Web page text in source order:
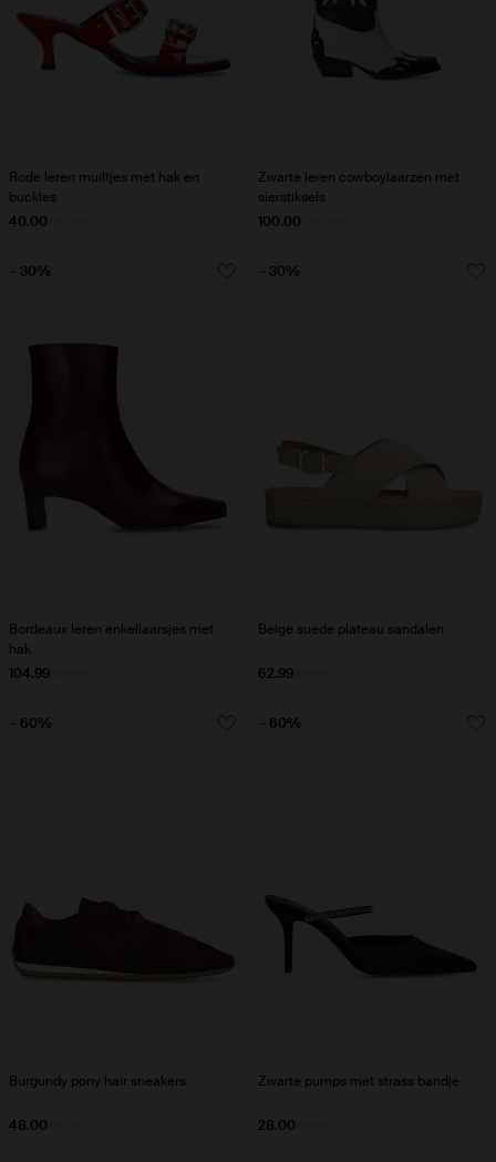
Rode leren muiltjes met hak en
buckles
40.00
Zwarte leren cowboylaarzen met
sierstiksels
100.00
Bordeaux leren enkellaarsjes met
hak
104.99
- 30%
Beige suède plateau sandalen
62.99
- 30%
Burgundy pony hair sneakers
48.00
- 60%
Zwarte pumps met strass bandje
28.00
- 60%